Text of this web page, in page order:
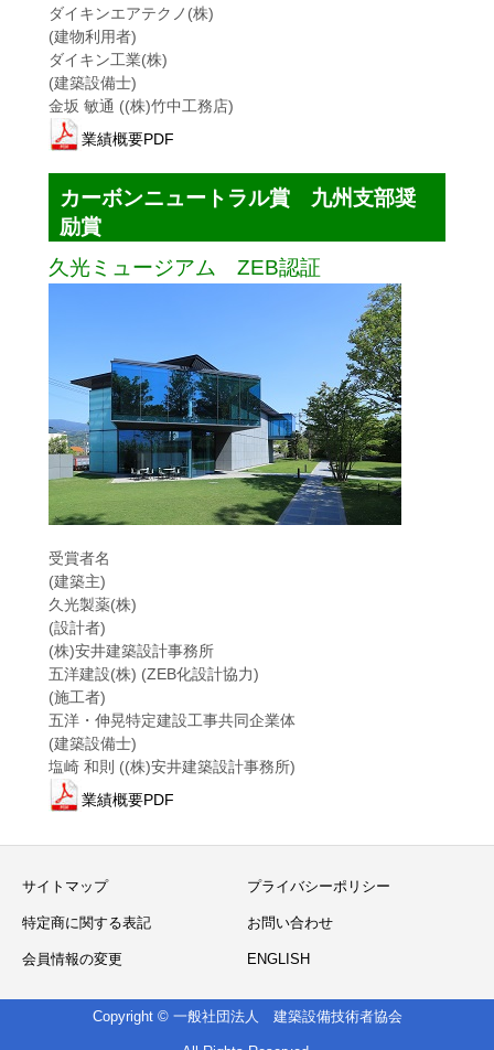
ダイキンエアテクノ(株)
(建物利用者)
ダイキン工業(株)
(建築設備士)
金坂 敏通 ((株)竹中工務店)
業績概要PDF
カーボンニュートラル賞 九州支部奨
励賞
久光ミュージアム ZEB認証
受賞者名
(建築主)
久光製薬(株)
(設計者)
(株)安井建築設計事務所
五洋建設(株) (ZEB化設計協力)
(施工者)
五洋・伸晃特定建設工事共同企業体
(建築設備士)
塩崎 和則 ((株)安井建築設計事務所)
業績概要PDF
サイトマップ プライバシーポリシー
特定商に関する表記 お問い合わせ
会員情報の変更 ENGLISH
Copyright © 一般社団法人 建築設備技術者協会